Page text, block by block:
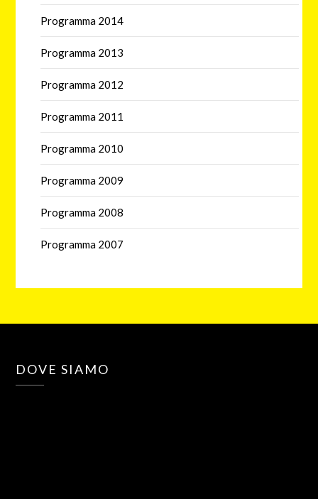
Programma 2014
Programma 2013
Programma 2012
Programma 2011
Programma 2010
Programma 2009
Programma 2008
Programma 2007
DOVE SIAMO